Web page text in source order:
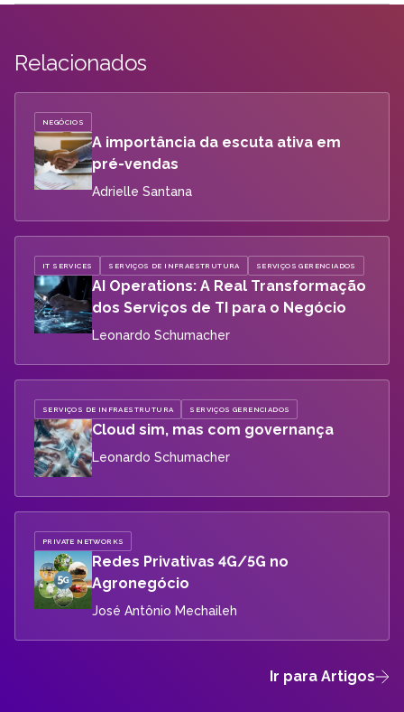
Relacionados
NEGÓCIOS
A importância da escuta ativa em
pré-vendas
Adrielle Santana
IT SERVICES SERVIÇOS DE INFRAESTRUTURA SERVIÇOS GERENCIADOS
AI Operations: A Real Transformação
dos Serviços de TI para o Negócio
Leonardo Schumacher
SERVIÇOS DE INFRAESTRUTURA SERVIÇOS GERENCIADOS
Cloud sim, mas com governança
Leonardo Schumacher
PRIVATE NETWORKS
Redes Privativas 4G/5G no
Agronegócio
José Antônio Mechaileh
Ir para Artigos